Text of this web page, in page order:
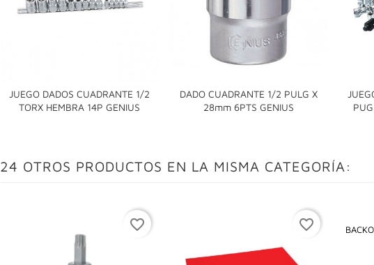
JUEGO DADOS CUADRANTE 1/2
TORX HEMBRA 14P GENIUS

DADO CUADRANTE 1/2 PULG X
28mm 6PTS GENIUS

24 OTROS PRODUCTOS EN LA MISMA CATEGORÍA:
favorite_border favorite_border